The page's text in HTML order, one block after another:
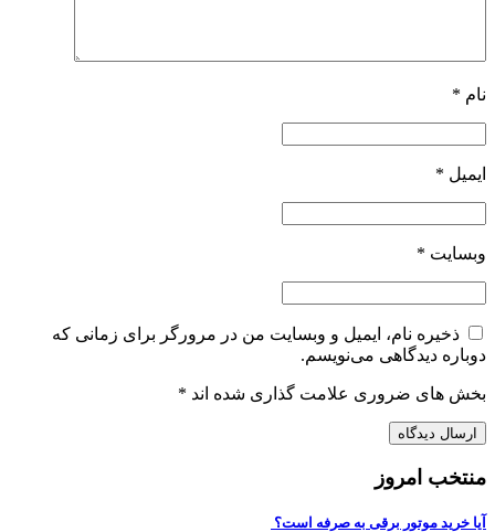
نام *
ایمیل *
وبسایت *
ذخیره نام، ایمیل و وبسایت من در مرورگر برای زمانی که
دوباره دیدگاهی می‌نویسم.
بخش های ضروری علامت گذاری شده اند *
منتخب امروز
آیا خرید موتور برقی به صرفه است؟